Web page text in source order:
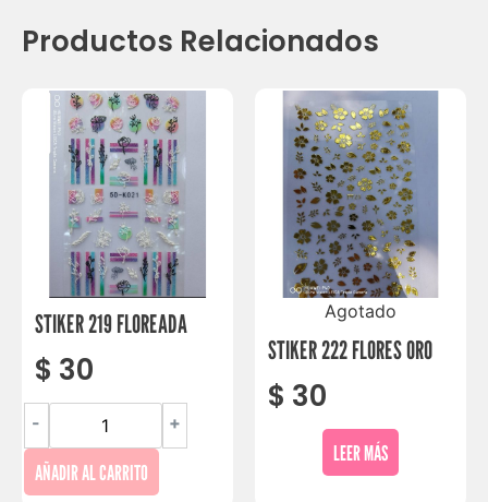
Productos Relacionados
STIKER 219 FLOREADA
$ 30
- +
AÑADIR AL CARRITO
Agotado
STIKER 222 FLORES ORO
$ 30
LEER MÁS